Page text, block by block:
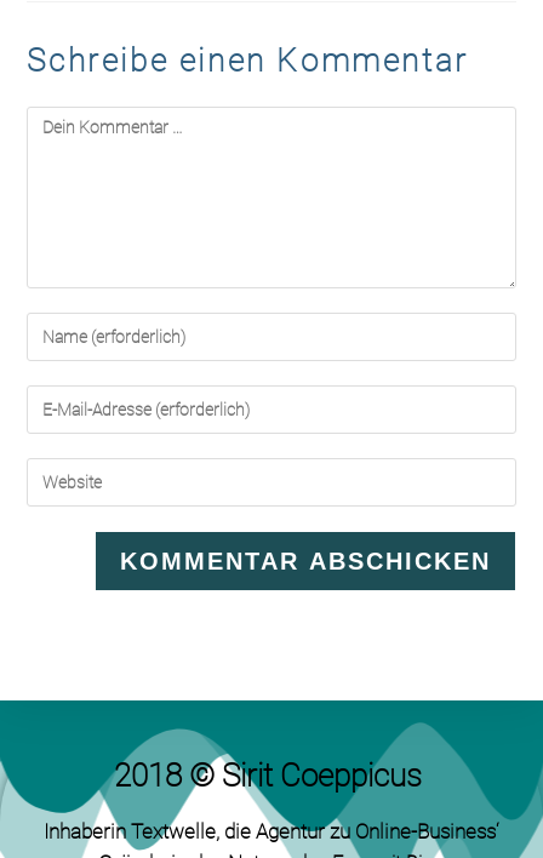
Schreibe einen Kommentar
2018 © Sirit Coeppicus
Inhaberin Textwelle, die Agentur zu Online-Business‘